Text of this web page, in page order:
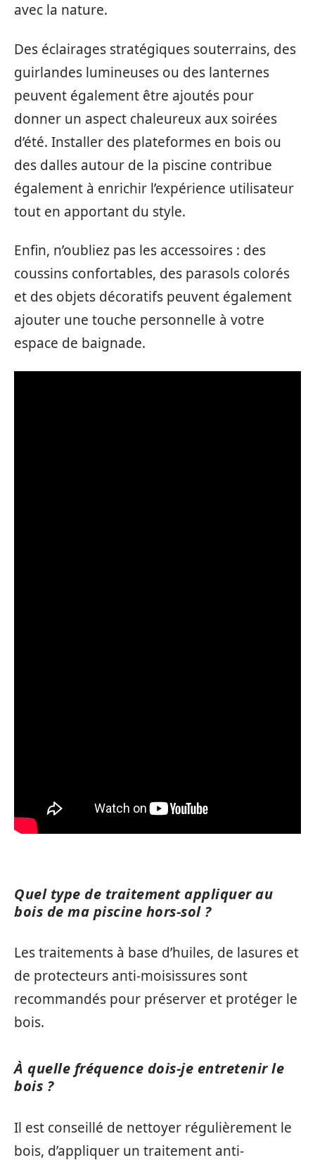
avec la nature.
Des éclairages stratégiques souterrains, des
guirlandes lumineuses ou des lanternes
peuvent également être ajoutés pour
donner un aspect chaleureux aux soirées
d’été. Installer des plateformes en bois ou
des dalles autour de la piscine contribue
également à enrichir l’expérience utilisateur
tout en apportant du style.
Enfin, n’oubliez pas les accessoires : des
coussins confortables, des parasols colorés
et des objets décoratifs peuvent également
ajouter une touche personnelle à votre
espace de baignade.
Quel type de traitement appliquer au
bois de ma piscine hors-sol ?
Les traitements à base d’huiles, de lasures et
de protecteurs anti-moisissures sont
recommandés pour préserver et protéger le
bois.
À quelle fréquence dois-je entretenir le
bois ?
Il est conseillé de nettoyer régulièrement le
bois, d’appliquer un traitement anti-